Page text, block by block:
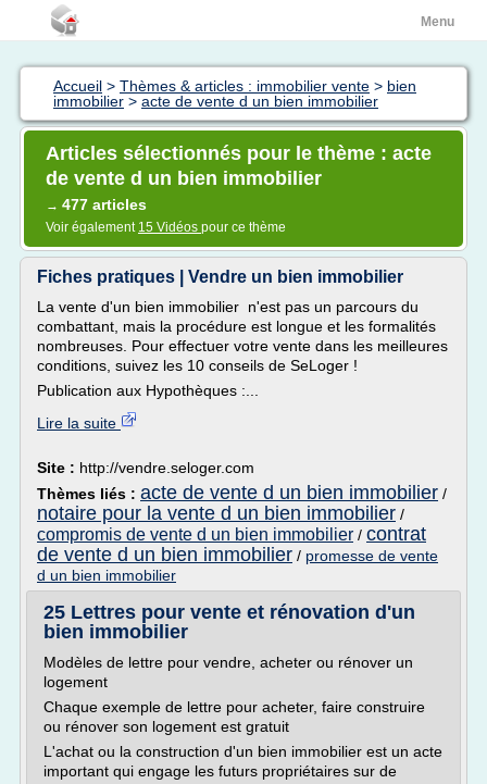
Menu
Accueil > Thèmes & articles : immobilier vente > bien
immobilier > acte de vente d un bien immobilier
Articles sélectionnés pour le thème : acte
de vente d un bien immobilier
→ 477 articles
Voir également 15 Vidéos pour ce thème
Fiches pratiques | Vendre un bien immobilier
La vente d'un bien immobilier n'est pas un parcours du
combattant, mais la procédure est longue et les formalités
nombreuses. Pour effectuer votre vente dans les meilleures
conditions, suivez les 10 conseils de SeLoger !
Publication aux Hypothèques :...
Lire la suite
Site : http://vendre.seloger.com
Thèmes liés : acte de vente d un bien immobilier /
notaire pour la vente d un bien immobilier /
compromis de vente d un bien immobilier / contrat
de vente d un bien immobilier / promesse de vente
d un bien immobilier
25 Lettres pour vente et rénovation d'un
bien immobilier
Modèles de lettre pour vendre, acheter ou rénover un
logement
Chaque exemple de lettre pour acheter, faire construire
ou rénover son logement est gratuit
L'achat ou la construction d'un bien immobilier est un acte
important qui engage les futurs propriétaires sur de